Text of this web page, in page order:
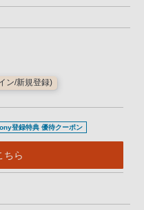
ン/新規登録)
登録特典 優待クーポン
ちら